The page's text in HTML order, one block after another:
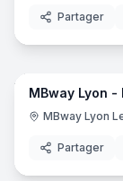
Partager
MBway Lyon -
MBway Lyon
Partager